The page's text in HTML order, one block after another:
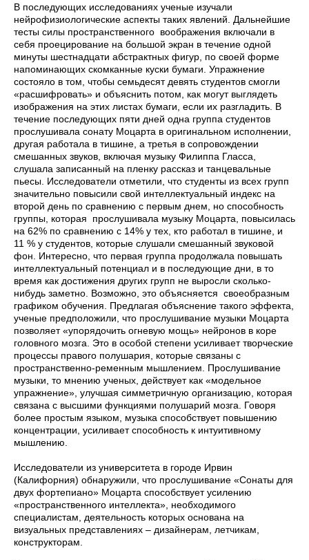
В последующих исследованиях ученые изучали
нейрофизиологические аспекты таких явлений. Дальнейшие
тесты силы пространственного воображения включали в
себя проецирование на большой экран в течение одной
минуты шестнадцати абстрактных фигур, по своей форме
напоминающих скомканные куски бумаги. Упражнение
состояло в том, чтобы семьдесят девять студентов смогли
«расшифровать» и объяснить потом, как могут выглядеть
изображения на этих листах бумаги, если их разгладить. В
течение последующих пяти дней одна группа студентов
прослушивала сонату Моцарта в оригинальном исполнении,
другая работала в тишине, а третья в сопровождении
смешанных звуков, включая музыку Филиппа Гласса,
слушала записанный на пленку рассказ и танцевальные
пьесы. Исследователи отметили, что студенты из всех групп
значительно повысили свой интеллектуальный индекс на
второй день по сравнению с первым днем, но способность
группы, которая прослушивала музыку Моцарта, повысилась
на 62% по сравнению с 14% у тех, кто работал в тишине, и
11 % у студентов, которые слушали смешанный звуковой
фон. Интересно, что первая группа продолжала повышать
интеллектуальный потенциал и в последующие дни, в то
время как достижения других групп не выросли сколько-
нибудь заметно. Возможно, это объясняется своеобразным
графиком обучения. Предлагая объяснение тако­го эффекта,
ученые предположили, что прослушивание музыки Моцарта
позволяет «упорядочить огневую мощь» нейронов в коре
головного мозга. Это в особой степени усиливает творческие
процессы правого полушария, которые связаны с
пространственно-ременным мышлением. Прослушивание
музыки, то мнению ученых, действует как «модельное
упражнение», улучшая сим­метричную организацию, которая
связана с высшими функциями полушарий мозга. Говоря
более простым языком, музыка способствует повышению
концентрации, усиливает способность к интуитивному
мышлению.
Исследователи из университета в городе Ирвин
(Калифорния) обнаружили, что прослушивание «Сонаты для
двух фортепиано» Моцарта способствует усилению
«пространственного интеллекта», необходимого
специалистам, деятельность которых основана на
визуальных представлениях – дизайнерам, летчикам,
конструкторам.